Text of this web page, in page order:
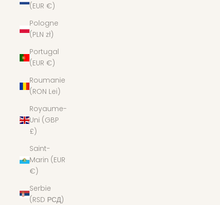
(EUR €)
Pologne
(PLN zł)
Portugal
(EUR €)
Roumanie
(RON Lei)
Royaume-
Uni (GBP
£)
Saint-
Marin (EUR
€)
Serbie
(RSD РСД)